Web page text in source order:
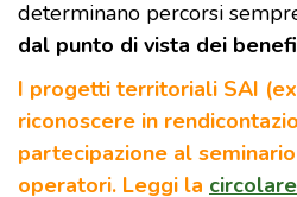
determinano percorsi
dal punto di vista dei
I progetti territoriali SAI
riconoscere in
partecipazione al
operatori. Leggi la